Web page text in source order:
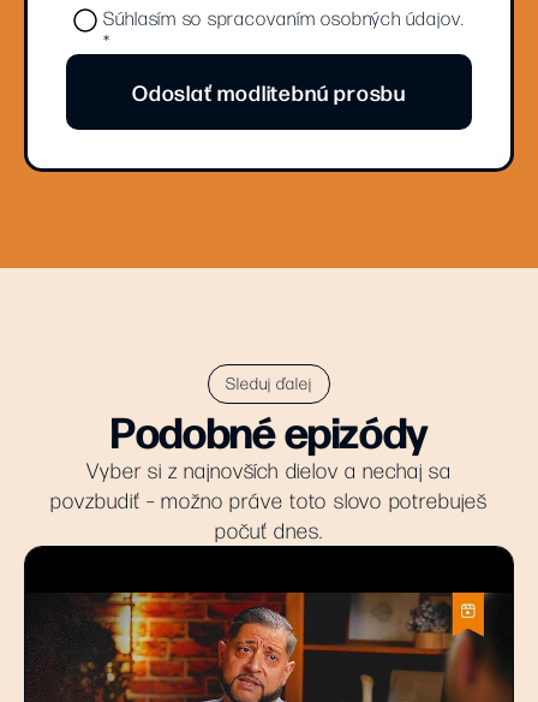
Súhlasím so spracovaním osobných údajov.
*
Odoslať modlitebnú prosbu
Sleduj ďalej
Podobné epizódy
Vyber si z najnovších dielov a nechaj sa
povzbudiť – možno práve toto slovo potrebuješ
počuť dnes.